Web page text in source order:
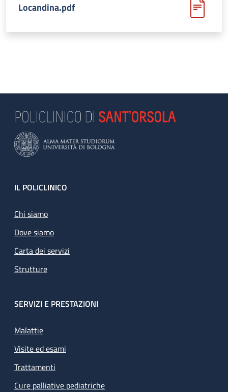
Locandina.pdf
Footer
IL POLICLINICO
Chi siamo
Dove siamo
Carta dei servizi
Strutture
SERVIZI E PRESTAZIONI
Malattie
Visite ed esami
Trattamenti
Cure palliative pediatriche